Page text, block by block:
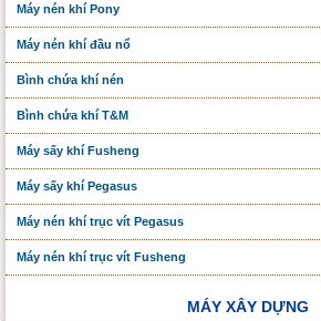
Máy nén khí Pony
Máy nén khí đầu nổ
Bình chứa khí nén
Bình chứa khí T&M
Máy sấy khí Fusheng
Máy sấy khí Pegasus
Máy nén khí trục vít Pegasus
Máy nén khí trục vít Fusheng
MÁY XÂY DỰNG